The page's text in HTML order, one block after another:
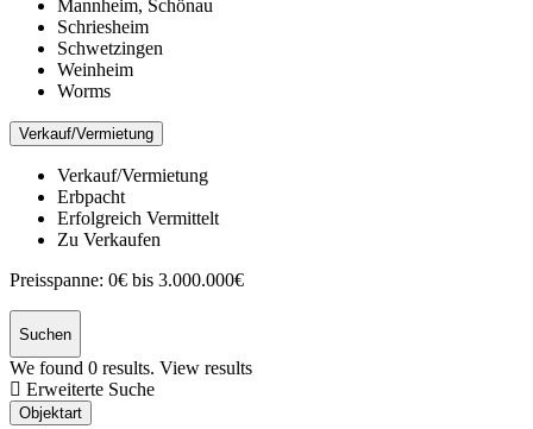
Mannheim, Schönau
Schriesheim
Schwetzingen
Weinheim
Worms
Verkauf/Vermietung
Verkauf/Vermietung
Erbpacht
Erfolgreich Vermittelt
Zu Verkaufen
Preisspanne: 0€ bis 3.000.000€
Suchen
We found 0 results. View results
Erweiterte Suche
Objektart